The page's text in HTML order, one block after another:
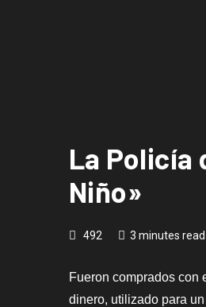
La Policía
Niño»
492 3 minutes read
Fueron comprados con
dinero, utilizado para